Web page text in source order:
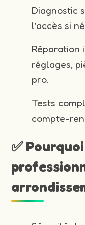
Diagnostic
l’accès si
Réparation
réglages,
pro.
Tests
compte-
✅